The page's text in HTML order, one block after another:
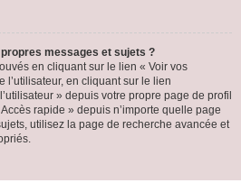
messages et sujets ?
en cliquant sur le lien « Voir vos
l’utilisateur, en cliquant sur le lien
» depuis votre propre page de profil
rapide » depuis n’importe quelle page
utilisez la page de recherche avancée et